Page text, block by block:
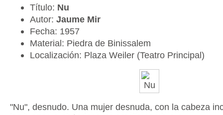
Título: Nu
Autor: Jaume Mir
Fecha: 1957
Material: Piedra de Binissalem
Localización: Plaza Weiler (Teatro Principal)
"Nu", desnudo. Una mujer desnuda, con la cabeza